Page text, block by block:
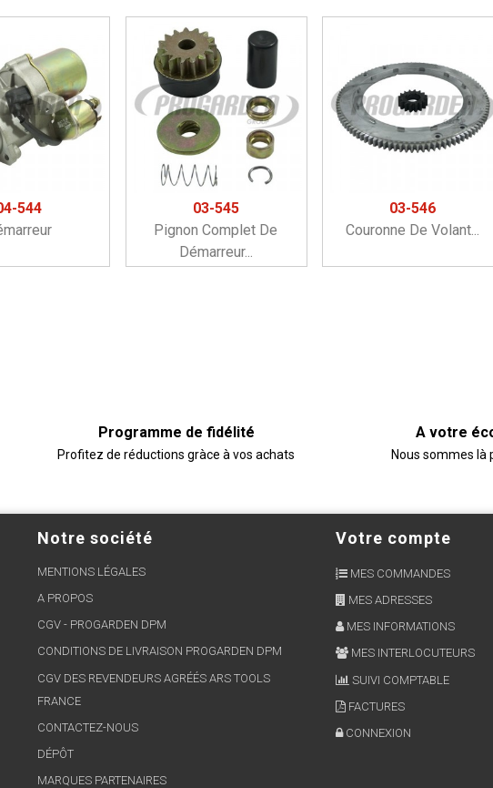
544
03-545
Pignon Complet De
Démarreur...
03-546
Couronne De Volant...
Programme de fidélité
Profitez de réductions gràce à vos achats
A votre
Nous sommes là
Notre société
MENTIONS LÉGALES
A PROPOS
CGV - PROGARDEN DPM
CONDITIONS DE LIVRAISON PROGARDEN DPM
CGV DES REVENDEURS AGRÉÉS ARS TOOLS
FRANCE
CONTACTEZ-NOUS
DÉPÔT
MARQUES PARTENAIRES
Votre compte
MES COMMANDES
MES ADRESSES
MES INFORMATIONS
MES INTERLOCUTEURS
SUIVI COMPTABLE
FACTURES
CONNEXION